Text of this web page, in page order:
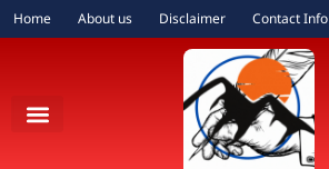
Home About us Disclaimer Contact Info